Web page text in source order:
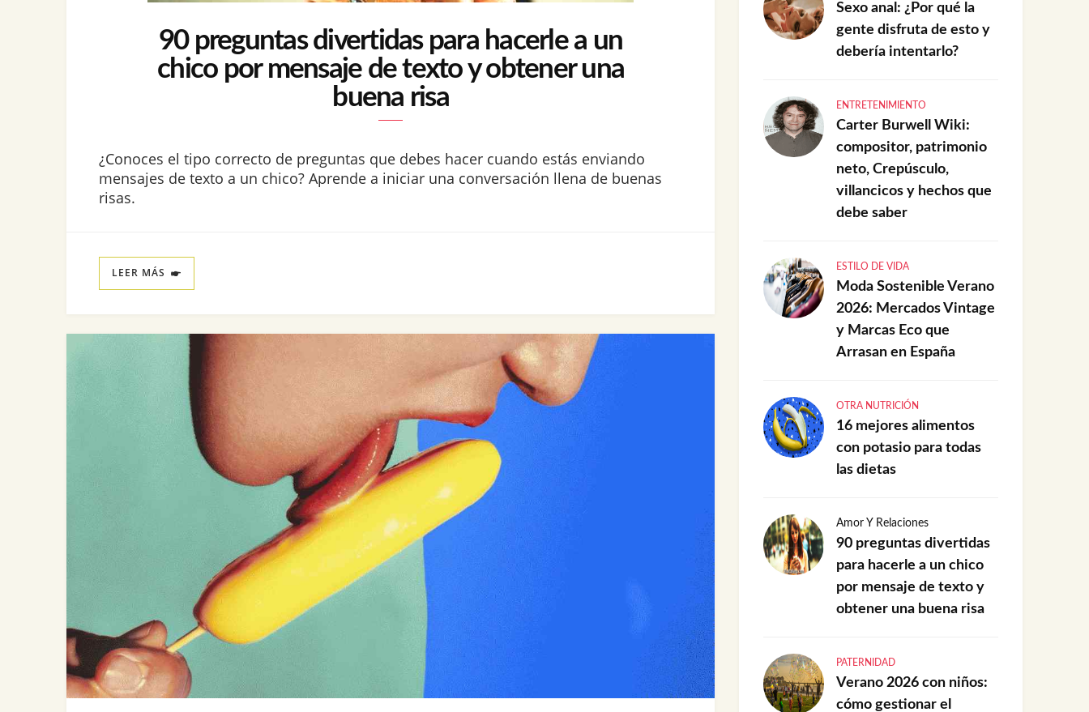
90 preguntas divertidas para hacerle a un
chico por mensaje de texto y obtener una
buena risa
¿Conoces el tipo correcto de preguntas que debes hacer cuando estás enviando
mensajes de texto a un chico? Aprende a iniciar una conversación llena de buenas
risas.
LEER MÁS
Sexo anal: ¿Por qué la
gente disfruta de esto y
debería intentarlo?
ENTRETENIMIENTO
Carter Burwell Wiki:
compositor, patrimonio
neto, Crepúsculo,
villancicos y hechos que
debe saber
ESTILO DE VIDA
Moda Sostenible Verano
2026: Mercados Vintage
y Marcas Eco que
Arrasan en España
OTRA NUTRICIÓN
16 mejores alimentos
con potasio para todas
las dietas
Amor Y Relaciones
90 preguntas divertidas
para hacerle a un chico
por mensaje de texto y
obtener una buena risa
PATERNIDAD
Verano 2026 con niños:
cómo gestionar el